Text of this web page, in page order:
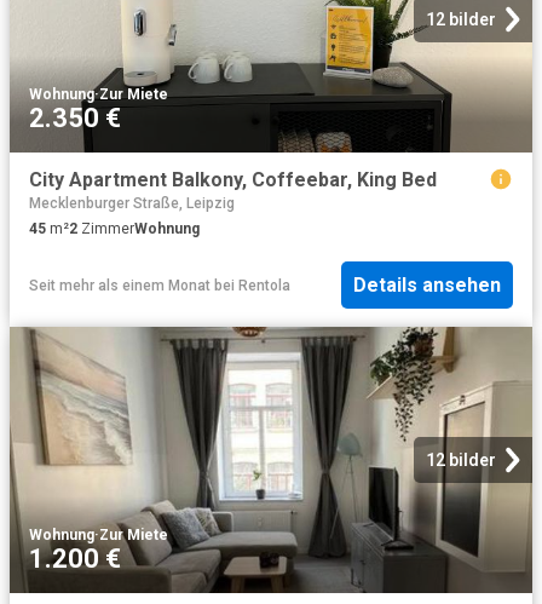
12 bilder
Wohnung·Zur Miete
2.350 €
City Apartment Balkony, Coffeebar, King Bed
Mecklenburger Straße, Leipzig
45 m²2 ZimmerWohnung
Seit mehr als einem Monat bei Rentola Details ansehen
12 bilder
Wohnung·Zur Miete
1.200 €